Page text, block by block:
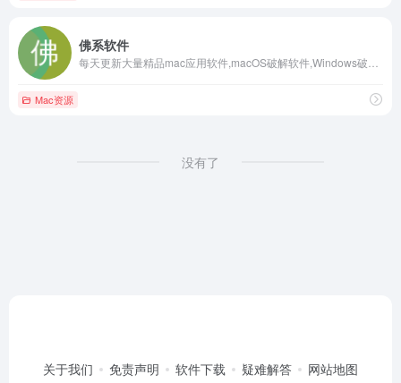
佛系软件
Mac资源
没有了
关于我们 免责声明 软件下载 疑难解答 网站地图